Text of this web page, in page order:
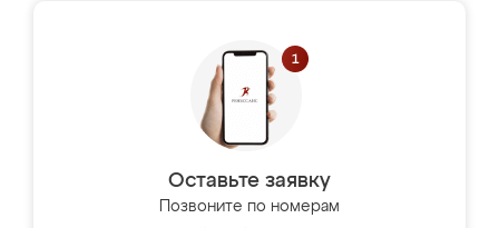
Оставьте заявку
Позвоните по номерам